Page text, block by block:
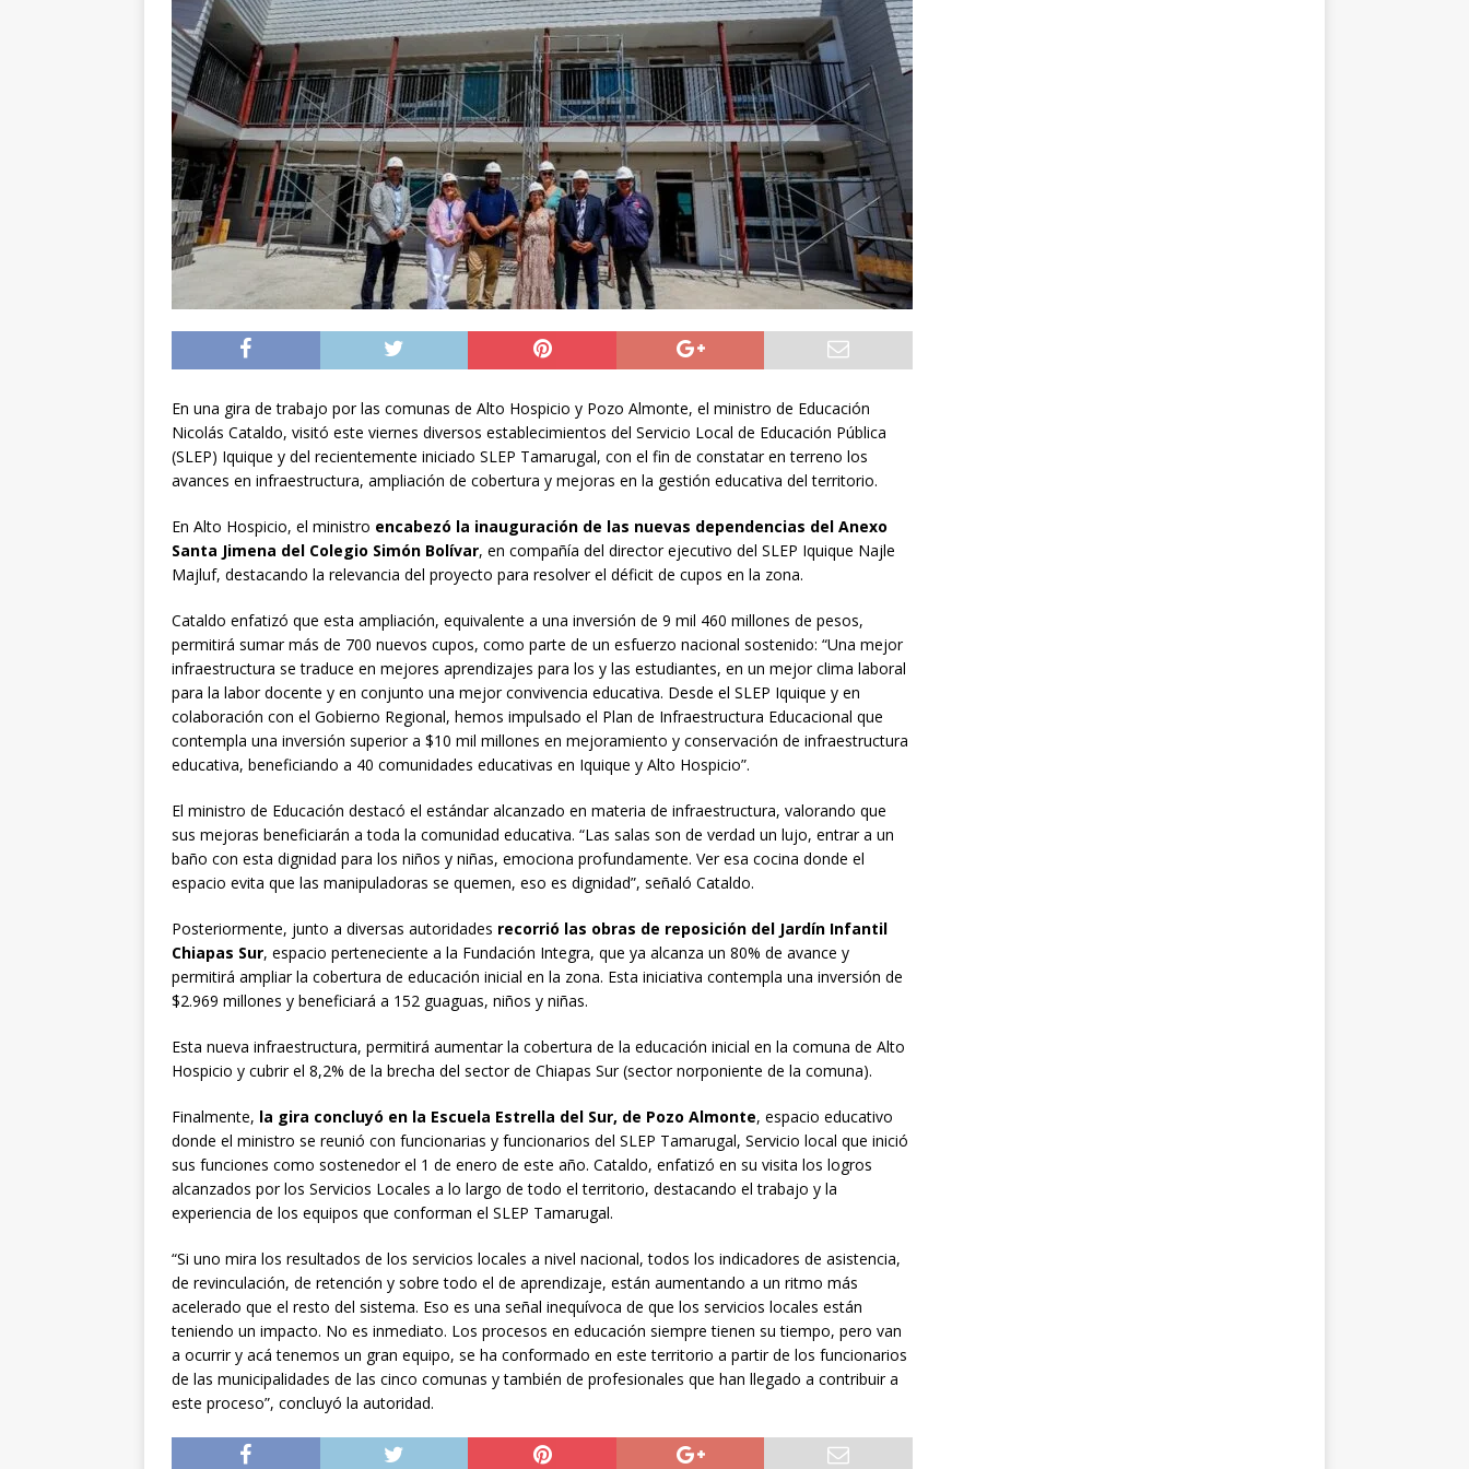
[ 05/08/2026 ] Diputado Álvaro Jofre alerta por el futuro del Casino Municipal de
Iquique
DEPORTES
[ 05/08/2026 ] Concejo Municipal aprueba proyecto para mejorar el alumbrado
público del sector El Boro
ALTO HOSPICIO
[ 06/08/2026 ] El papa León XIV viajará a Uruguay, Argentina y Perú del 6 al 17 de
noviembre
INTERNACIONAL
En una gira de trabajo por las comunas de Alto Hospicio y Pozo Almonte, el ministro de Educación
Nicolás Cataldo, visitó este viernes diversos establecimientos del Servicio Local de Educación Pública
(SLEP) Iquique y del recientemente iniciado SLEP Tamarugal, con el fin de constatar en terreno los
avances en infraestructura, ampliación de cobertura y mejoras en la gestión educativa del territorio.
En Alto Hospicio, el ministro encabezó la inauguración de las nuevas dependencias del Anexo
Santa Jimena del Colegio Simón Bolívar, en compañía del director ejecutivo del SLEP Iquique Najle
Majluf, destacando la relevancia del proyecto para resolver el déficit de cupos en la zona.
Cataldo enfatizó que esta ampliación, equivalente a una inversión de 9 mil 460 millones de pesos,
permitirá sumar más de 700 nuevos cupos, como parte de un esfuerzo nacional sostenido: “Una mejor
infraestructura se traduce en mejores aprendizajes para los y las estudiantes, en un mejor clima laboral
para la labor docente y en conjunto una mejor convivencia educativa. Desde el SLEP Iquique y en
colaboración con el Gobierno Regional, hemos impulsado el Plan de Infraestructura Educacional que
contempla una inversión superior a $10 mil millones en mejoramiento y conservación de infraestructura
educativa, beneficiando a 40 comunidades educativas en Iquique y Alto Hospicio”.
El ministro de Educación destacó el estándar alcanzado en materia de infraestructura, valorando que
sus mejoras beneficiarán a toda la comunidad educativa. “Las salas son de verdad un lujo, entrar a un
baño con esta dignidad para los niños y niñas, emociona profundamente. Ver esa cocina donde el
espacio evita que las manipuladoras se quemen, eso es dignidad”, señaló Cataldo.
Posteriormente, junto a diversas autoridades recorrió las obras de reposición del Jardín Infantil
Chiapas Sur, espacio perteneciente a la Fundación Integra, que ya alcanza un 80% de avance y
permitirá ampliar la cobertura de educación inicial en la zona. Esta iniciativa contempla una inversión de
$2.969 millones y beneficiará a 152 guaguas, niños y niñas.
Esta nueva infraestructura, permitirá aumentar la cobertura de la educación inicial en la comuna de Alto
Hospicio y cubrir el 8,2% de la brecha del sector de Chiapas Sur (sector norponiente de la comuna).
Finalmente, la gira concluyó en la Escuela Estrella del Sur, de Pozo Almonte, espacio educativo
donde el ministro se reunió con funcionarias y funcionarios del SLEP Tamarugal, Servicio local que inició
sus funciones como sostenedor el 1 de enero de este año. Cataldo, enfatizó en su visita los logros
alcanzados por los Servicios Locales a lo largo de todo el territorio, destacando el trabajo y la
experiencia de los equipos que conforman el SLEP Tamarugal.
“Si uno mira los resultados de los servicios locales a nivel nacional, todos los indicadores de asistencia,
de revinculación, de retención y sobre todo el de aprendizaje, están aumentando a un ritmo más
acelerado que el resto del sistema. Eso es una señal inequívoca de que los servicios locales están
teniendo un impacto. No es inmediato. Los procesos en educación siempre tienen su tiempo, pero van
a ocurrir y acá tenemos un gran equipo, se ha conformado en este territorio a partir de los funcionarios
de las municipalidades de las cinco comunas y también de profesionales que han llegado a contribuir a
este proceso”, concluyó la autoridad.